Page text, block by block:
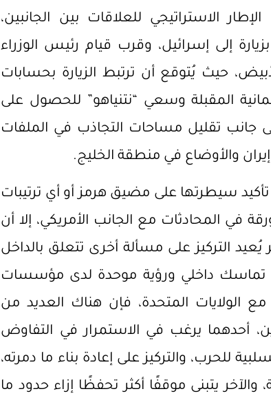
الاستراتيجي للعلاقات بين الجانبين،
إلى إسرائيل، وقرب قيام رئيس الوزراء
الأبيض، حيث يُتوقع أن ترتبط الزيارة بحسابات
المقبلة وسعي “نتنياهو” للحصول على
جانب تقليل مساحات التجاذب في الملفات
والأوضاع في منطقة الخليج.
سيطرتها على مضيق هرمز أو أي ترتيبات
في المحادثات مع الجانب الأمريكي، إلا أن
التركيز على مسألة أخرى تتعلق بالداخل
تماسك داخلي ورؤية موحدة لدى مؤسسات
الولايات المتحدة، فإن هناك العديد من
أحدهما يرغب في الاستمرار في التفاوض
للحرب، والتركيز على إعادة بناء ما دمرته،
يتبنى موقفًا أكثر تحفظًا إزاء حدود ما